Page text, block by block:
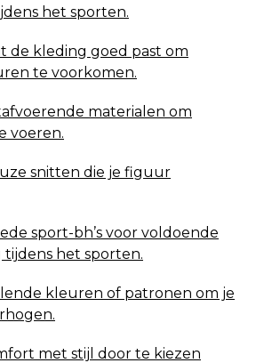
het sporten.
de kleding goed past om
te voorkomen.
materialen om
voeren.
snitten die je figuur
sport-bh’s voor voldoende
het sporten.
kleuren of patronen om je
met stijl door te kiezen